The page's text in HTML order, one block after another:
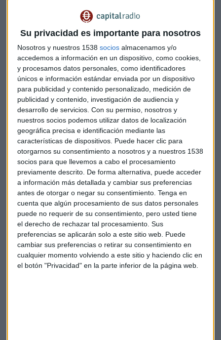
Su privacidad es importante para nosotros
Nosotros y nuestros 1538 socios almacenamos y/o
accedemos a información en un dispositivo, como cookies,
y procesamos datos personales, como identificadores
únicos e información estándar enviada por un dispositivo
para publicidad y contenido personalizado, medición de
publicidad y contenido, investigación de audiencia y
desarrollo de servicios. Con su permiso, nosotros y
nuestros socios podemos utilizar datos de localización
geográfica precisa e identificación mediante las
características de dispositivos. Puede hacer clic para
otorgarnos su consentimiento a nosotros y a nuestros 1538
socios para que llevemos a cabo el procesamiento
previamente descrito. De forma alternativa, puede acceder
a información más detallada y cambiar sus preferencias
antes de otorgar o negar su consentimiento. Tenga en
cuenta que algún procesamiento de sus datos personales
puede no requerir de su consentimiento, pero usted tiene
el derecho de rechazar tal procesamiento. Sus
preferencias se aplicarán solo a este sitio web. Puede
cambiar sus preferencias o retirar su consentimiento en
cualquier momento volviendo a este sitio y haciendo clic en
el botón "Privacidad" en la parte inferior de la página web.
tecnológicos, que a menudo no encuentran profesionales
suficientes que los ocupen.
“El gran reto, es conseguir un ajuste a
estas necesidades del mercado de trabajo”
afirma Fernando Montalvo.
El proyecto Trabajamos en Digital- UGT para la formación
en competencias digitales, nace con el objetivo de la
actualización de las habilidades digitales de los
profesionales de los distintos sectores productivos que
conforman el mercado laboral español para ofrecer
formación digital de calidad.
“Con nuestro plan, ofrecemos una formación digital de
calidad que permite la adaptación a los cambios” comenta
Manuela Jiménez y añade “apostamos por una formación
integral compuesta por tres cursos en competencias
digitales”.
El curso se imparte sobre tecnologías habilitadoras
digitales “se adentra en tecnologías como inteligencia
artificial, blockchain, operaciones digitales seguras,